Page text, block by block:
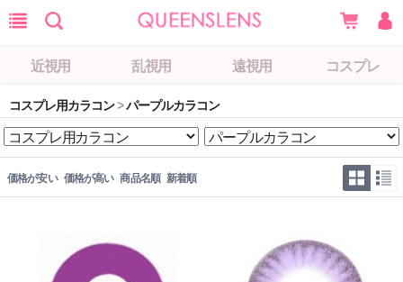
近視用 乱視用 遠視用 コスプレ
コスプレ用カラコン>パープルカラコン
価格が安い 価格が高い 商品名順 新着順